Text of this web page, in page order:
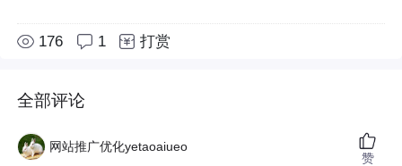
176 1 打赏
全部评论
网站推广优化yetaoaiueo
赞